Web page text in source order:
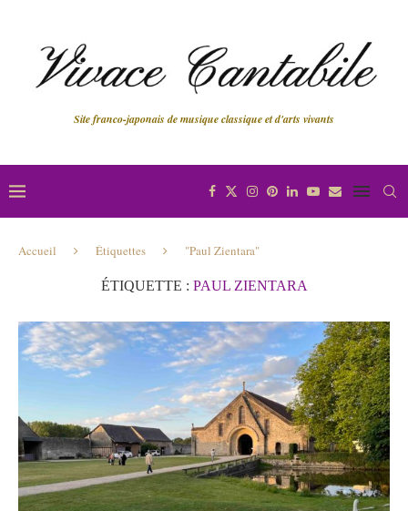
Site franco-japonais de musique classique et d'arts vivants
Accueil Étiquettes "Paul Zientara"
ÉTIQUETTE : PAUL ZIENTARA